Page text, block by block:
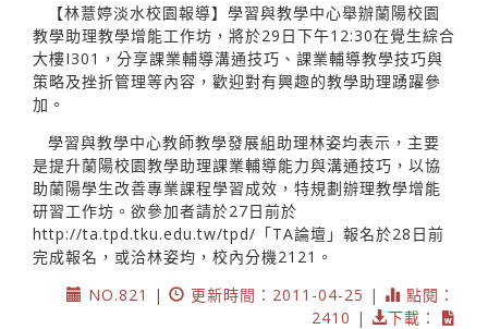
【林薏婷淡水校園報導】學習與教學中心舉辦蘭陽校園
教學助理教學增能工作坊，將於29日下午12:30在覺生綜合
大樓I301，分享課業輔導溝通技巧、課業輔導教學技巧與
策略及挫折管理等內容，歡迎對有興趣的教學助理踴躍參
加。
學習與教學中心教師教學發展組助理林姿均表示，主要
是提升蘭陽校園教學助理課業輔導能力與溝通技巧，以協
助蘭陽學生改善專業課程學習成效，特規劃辦理教學增能
研習工作坊。欲參加者請於27日前於
http://ta.tpd.tku.edu.tw/tpd/「TA論壇」報名於28日前
完成報名，或洽林姿均，校內分機2121。
NO.821 |
更新時間：2011-04-25 |
點閱：
2410 |
下載：